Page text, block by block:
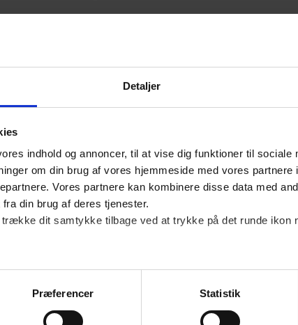
Detaljer
indhold og annoncer, til at vise dig funktioner til sociale
om din brug af vores hjemmeside med vores partnere
Vores partnere kan kombinere disse data med
din brug af deres tjenester.
dit samtykke tilbage ved at trykke på det runde ikon
Præferencer Statistik
til Østeuropa åbner døren til en række
Bosnien-Hercegovina, Bulgarien, Kroatien,
Serbien og Ukraine. Regionen er præget af
og en markant efterspørgsel efter
deres webshop og setup til de
i Østeuropa bruger i høj grad lokale
Pay, bankoverførsler, kortbetaling og cash-
Levering er en vigtig konkurrencefaktor, men
på tværs af regionen. Det stiller krav til tydelig
import og compliance fylder også mere end i